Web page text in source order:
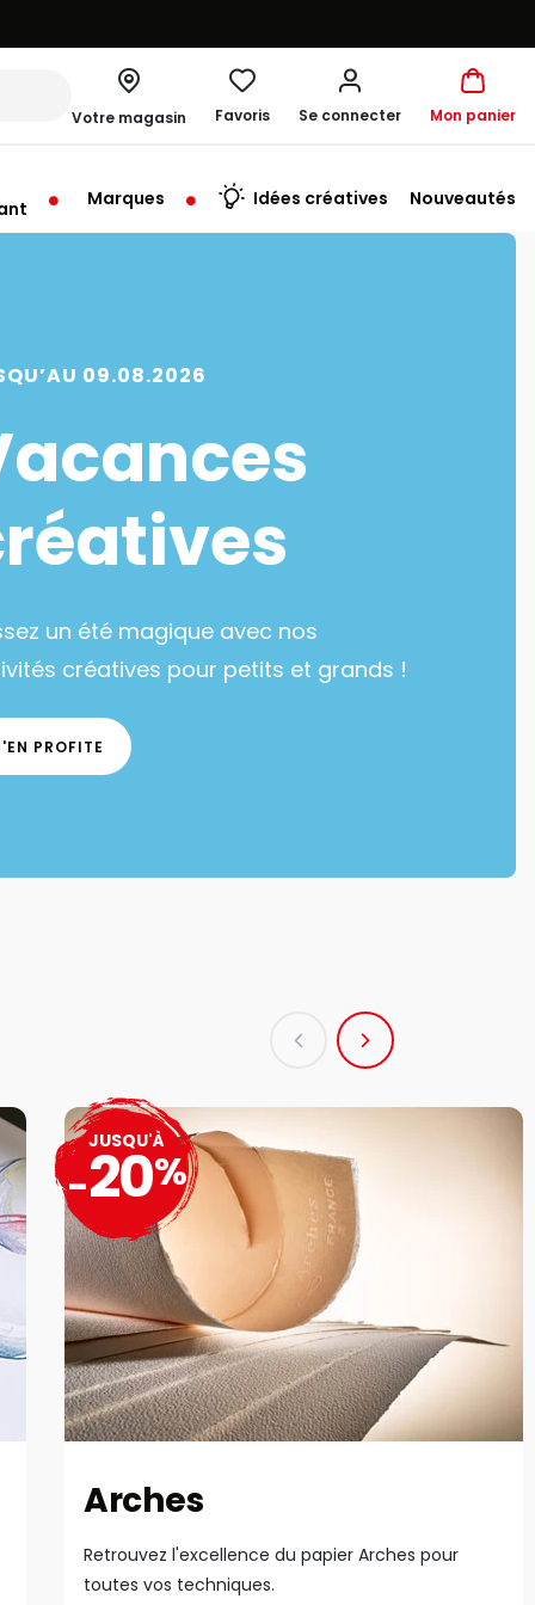
Votre magasin
à 10:00
Favoris Se connecter Mon panier
Marques Idées créatives Nouveautés
09.08.2026
un été magique avec nos
créatives pour petits et grands !
PROFITE
Arches
Retrouvez l'excellence du papier Arches pour
toutes vos techniques.
JUSQU'À
-20%